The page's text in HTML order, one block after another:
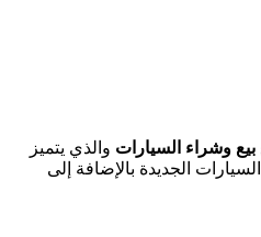
بيع وشراء السيارات والذي يتميز
الجديدة بالإضافة إلى